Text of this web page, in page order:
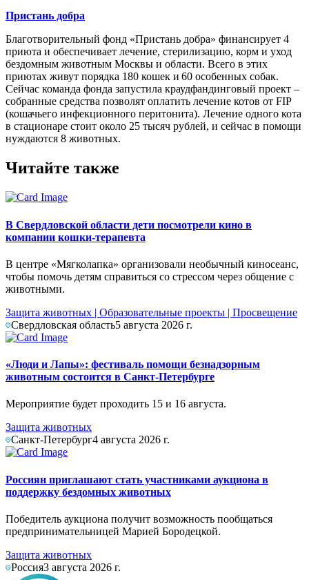
Пристань добра
Благотворительный фонд «Пристань добра» финансирует 4
приюта и обеспечивает лечение, стерилизацию, корм и уход
бездомным животным Москвы и области. Всего в этих
приютах живут порядка 180 кошек и 60 особенных собак.
Сейчас команда фонда запустила краудфандинговый проект –
собранные средства позволят оплатить лечение котов от FIP
(кошачьего инфекционного перитонита). Лечение одного кота
в стационаре стоит около 25 тысяч рублей, и сейчас в помощи
нуждаются 8 животных.
Читайте также
В Свердловской области дети посмотрели кино в
компании кошки-терапевта
В центре «Мягколапка» организовали необычный киносеанс,
чтобы помочь детям справиться со стрессом через общение с
животными.
Защита животных | Образовательные проекты | Просвещение
Свердловская область5 августа 2026 г.
«Люди и Лапы»: фестиваль помощи безнадзорным
животным состоится в Санкт-Петербурге
Мероприятие будет проходить 15 и 16 августа.
Защита животных
Санкт-Петербург4 августа 2026 г.
Россиян приглашают стать участниками аукциона в
поддержку бездомных животных
Победитель аукциона получит возможность пообщаться
предпринимательницей Марией Бородецкой.
Защита животных
Россия3 августа 2026 г.